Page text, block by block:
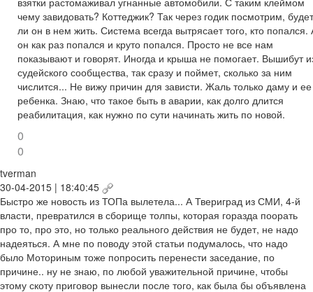
чему завидовать? Коттеджик? Так через годик посмотрим, будет
ли он в нем жить. Система всегда вытрясает того, кто попался.
он как раз попался и круто попался. Просто не все нам
показывают и говорят. Иногда и крыша не помогает. Вышибут
судейского сообщества, так сразу и поймет, сколько за ним
числится... Не вижу причин для зависти. Жаль только даму и ее
ребенка. Знаю, что такое быть в аварии, как долго длится
реабилитация, как нужно по сути начинать жить по новой.
0
0
tverman
30-04-2015 | 18:40:45
Быстро же новость из ТОПа вылетела... А Твериград из СМИ, 4-й
власти, превратился в сборище толпы, которая горазда поорать
про то, про это, но только реального действия не будет, не надо
надеяться. А мне по поводу этой статьи подумалось, что надо
было Моториным тоже попросить перенести заседание, по
причине.. ну не знаю, по любой уважительной причине, чтобы
этому скоту приговор вынесли после того, как была бы объявлена